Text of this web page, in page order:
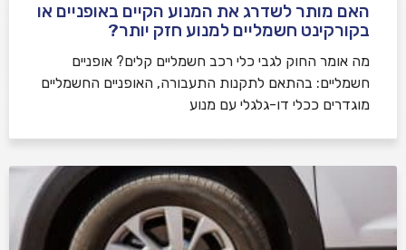
האם מותר לשדרג את המנוע הקיים באופניים או
בקורקינט חשמליים למנוע חזק יותר?
מה אומר החוק לגבי כלי רכב חשמליים קלים? אופניים
חשמליים: בהתאם לתקנות התעבורה, האופניים החשמליים
מוגדרים ככלי דו-גלגלי עם מנוע